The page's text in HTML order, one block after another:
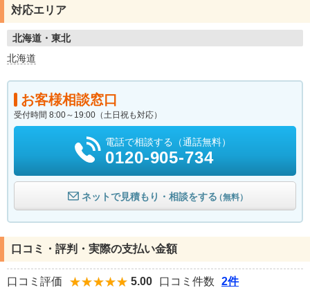
対応エリア
北海道・東北
北海道
お客様相談窓口
受付時間 8:00～19:00（土日祝も対応）
電話で相談する（通話無料）
0120-905-734
ネットで見積もり・相談をする（無料）
口コミ・評判・実際の支払い金額
口コミ評価 5.00 口コミ件数 2件